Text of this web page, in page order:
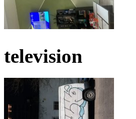
television